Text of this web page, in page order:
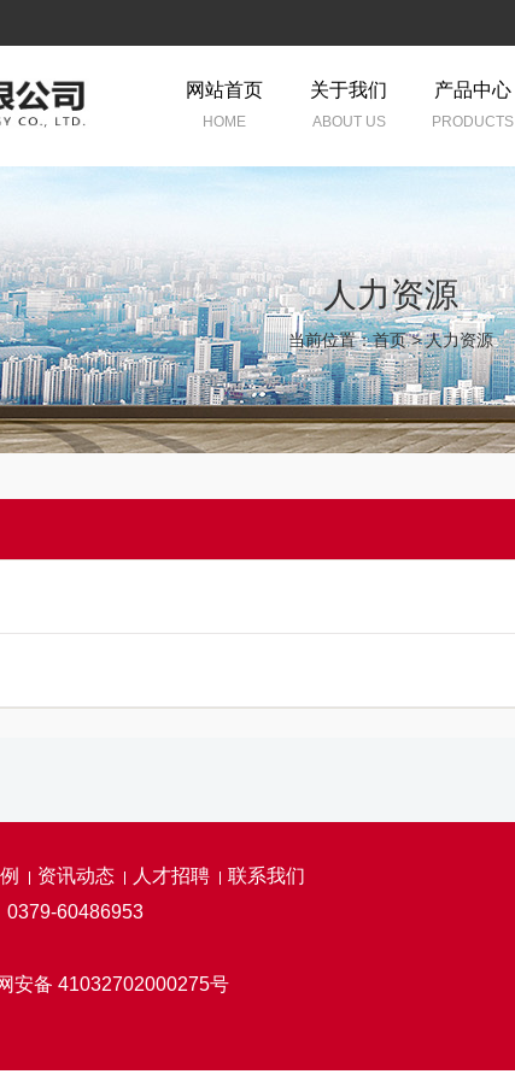
网站首页
HOME
关于我们
ABOUT US
产品中心
PRODUCTS
人力资源
当前位置：首页>人力资源
资讯动态 人才招聘
联系我们
60486953
安备 41032702000275号